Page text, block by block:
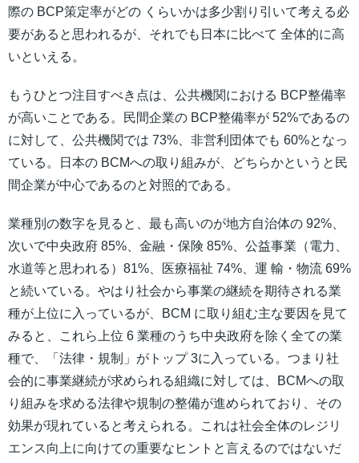
際の BCP策定率がどの くらいかは多少割り引いて考える必
要があると思われるが、それでも日本に比べて 全体的に高
いといえる。
もうひとつ注目すべき点は、公共機関における BCP整備率
が高いことである。民間企業の BCP整備率が 52%であるの
に対して、公共機関では 73%、非営利団体でも 60%となっ
ている。日本の BCMへの取り組みが、どちらかというと民
間企業が中心であるのと対照的である。
業種別の数字を見ると、最も高いのが地方自治体の 92%、
次いで中央政府 85%、金融・保険 85%、公益事業（電力、
水道等と思われる）81%、医療福祉 74%、運 輸・物流 69%
と続いている。やはり社会から事業の継続を期待される業
種が上位に入っているが、BCM に取り組む主な要因を見て
みると、これら上位 6 業種のうち中央政府を除く全ての業
種で、「法律・規制」がトップ 3に入っている。つまり社
会的に事業継続が求められる組織に対しては、BCMへの取
り組みを求める法律や規制の整備が進められており、その
効果が現れていると考えられる。これは社会全体のレジリ
エンス向上に向けての重要なヒントと言えるのではないだ